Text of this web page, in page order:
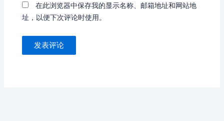
在此浏览器中保存我的显示名称、邮箱地址和网站地
址，以便下次评论时使用。